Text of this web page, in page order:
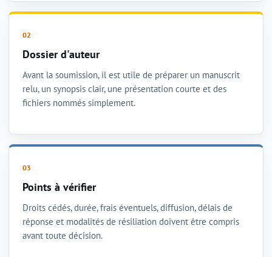
Dossier d'auteur
Avant la soumission, il est utile de préparer un manuscrit
relu, un synopsis clair, une présentation courte et des
fichiers nommés simplement.
Points à vérifier
Droits cédés, durée, frais éventuels, diffusion, délais de
réponse et modalités de résiliation doivent être compris
avant toute décision.